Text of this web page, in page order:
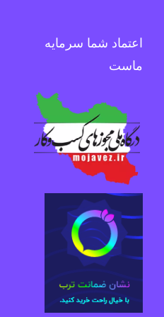
اعتماد شما سرمایه
ماست